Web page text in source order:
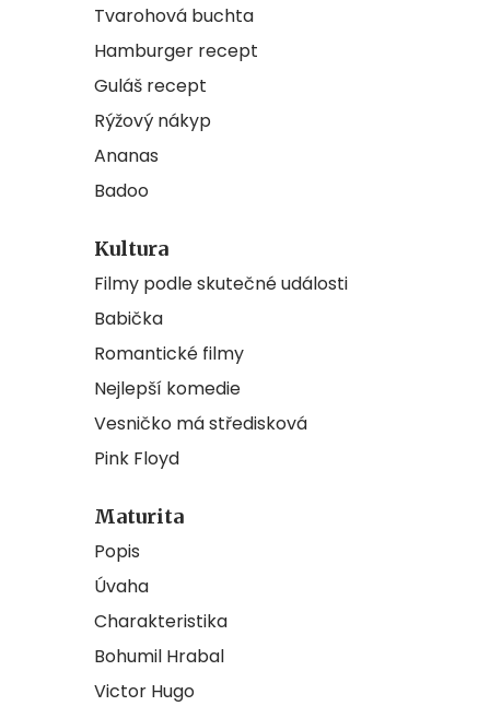
Tvarohová buchta
Hamburger recept
Guláš recept
Rýžový nákyp
Ananas
Badoo
Kultura
Filmy podle skutečné události
Babička
Romantické filmy
Nejlepší komedie
Vesničko má středisková
Pink Floyd
Maturita
Popis
Úvaha
Charakteristika
Bohumil Hrabal
Victor Hugo